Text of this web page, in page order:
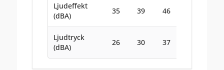
Ljudeffekt
(dBA)
35 39 46
Ljudtryck
(dBA)
26 30 37